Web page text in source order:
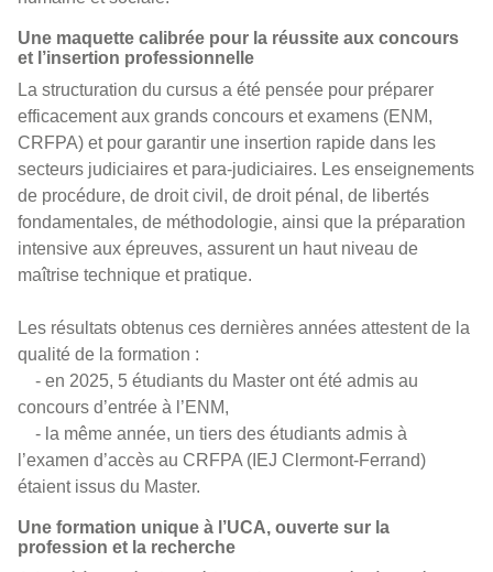
Une maquette calibrée pour la réussite aux concours
et l’insertion professionnelle
La structuration du cursus a été pensée pour préparer
efficacement aux grands concours et examens (ENM,
CRFPA) et pour garantir une insertion rapide dans les
secteurs judiciaires et para-judiciaires. Les enseignements
de procédure, de droit civil, de droit pénal, de libertés
fondamentales, de méthodologie, ainsi que la préparation
intensive aux épreuves, assurent un haut niveau de
maîtrise technique et pratique.
Les résultats obtenus ces dernières années attestent de la
qualité de la formation :
- en 2025, 5 étudiants du Master ont été admis au
concours d’entrée à l’ENM,
- la même année, un tiers des étudiants admis à
l’examen d’accès au CRFPA (IEJ Clermont-Ferrand)
étaient issus du Master.
Une formation unique à l’UCA, ouverte sur la
profession et la recherche